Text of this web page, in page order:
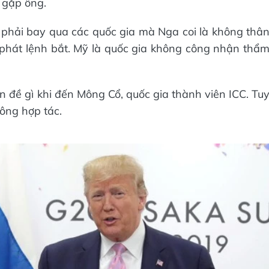
bay qua các quốc gia mà Nga coi là không thân
lệnh bắt. Mỹ là quốc gia không công nhận thẩm
gì khi đến Mông Cổ, quốc gia thành viên ICC. Tuy
hợp tác.